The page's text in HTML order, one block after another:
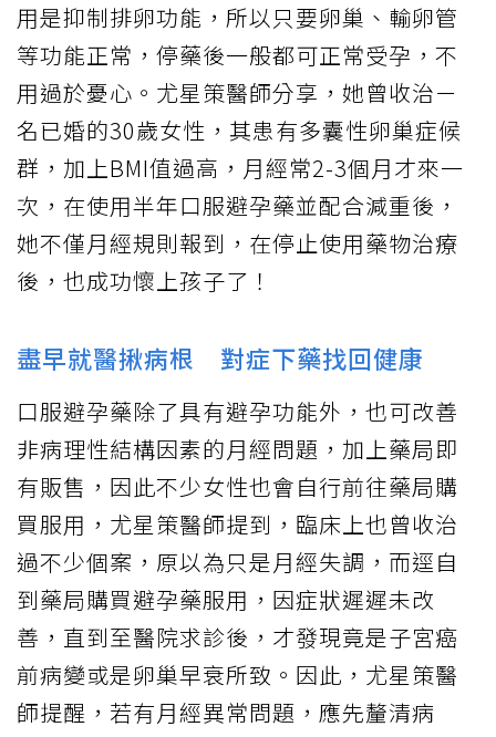
用是抑制排卵功能，所以只要卵巢、輸卵管
等功能正常，停藥後一般都可正常受孕，不
用過於憂心。尤星策醫師分享，她曾收治ㄧ
名已婚的30歲女性，其患有多囊性卵巢症候
群，加上BMI值過高，月經常2-3個月才來一
次，在使用半年口服避孕藥並配合減重後，
她不僅月經規則報到，在停止使用藥物治療
後，也成功懷上孩子了！
盡早就醫揪病根 對症下藥找回健康
口服避孕藥除了具有避孕功能外，也可改善
非病理性結構因素的月經問題，加上藥局即
有販售，因此不少女性也會自行前往藥局購
買服用，尤星策醫師提到，臨床上也曾收治
過不少個案，原以為只是月經失調，而逕自
到藥局購買避孕藥服用，因症狀遲遲未改
善，直到至醫院求診後，才發現竟是子宮癌
前病變或是卵巢早衰所致。因此，尤星策醫
師提醒，若有月經異常問題，應先釐清病